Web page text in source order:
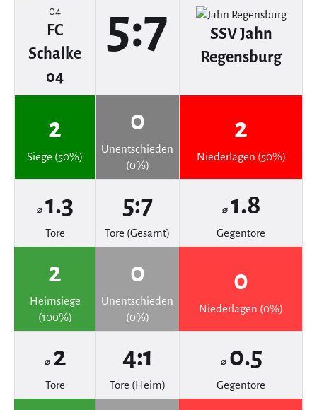
FC
Schalke
04
5:7
SSV Jahn
Regensburg
2
Siege (50%)
0
Unentschieden
(0%)
2
Niederlagen (50%)
⌀ 1.3
Tore
5:7
Tore (Gesamt)
⌀ 1.8
Gegentore
2
Heimsiege
(100%)
0
Unentschieden
(0%)
0
Niederlagen (0%)
⌀ 2
Tore
4:1
Tore (Heim)
⌀ 0.5
Gegentore